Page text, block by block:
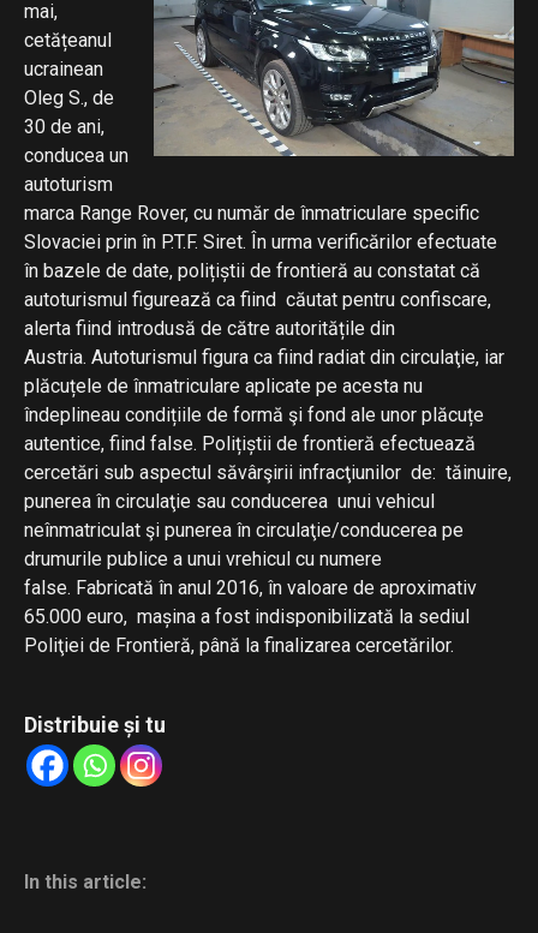
mai,
cetățeanul
ucrainean
Oleg S., de
30 de ani,
conducea un
autoturism
marca Range Rover, cu număr de înmatriculare specific
Slovaciei prin în P.T.F. Siret. În urma verificărilor efectuate
în bazele de date, polițiștii de frontieră au constatat că
autoturismul figurează ca fiind căutat pentru confiscare,
alerta fiind introdusă de către autoritățile din
Austria. Autoturismul figura ca fiind radiat din circulaţie, iar
plăcuțele de înmatriculare aplicate pe acesta nu
îndeplineau condițiile de formă şi fond ale unor plăcuțe
autentice, fiind false. Polițiștii de frontieră efectuează
cercetări sub aspectul săvârşirii infracţiunilor de: tăinuire,
punerea în circulaţie sau conducerea unui vehicul
neînmatriculat şi punerea în circulaţie/conducerea pe
drumurile publice a unui vrehicul cu numere
false. Fabricată în anul 2016, în valoare de aproximativ
65.000 euro, mașina a fost indisponibilizată la sediul
Poliţiei de Frontieră, până la finalizarea cercetărilor.
Distribuie și tu
In this article: